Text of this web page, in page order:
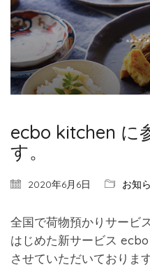
ecbo kitchen に
す。
2020年6月6日 お知
全国で荷物預かりサービ
はじめた新サービス
させていただいております